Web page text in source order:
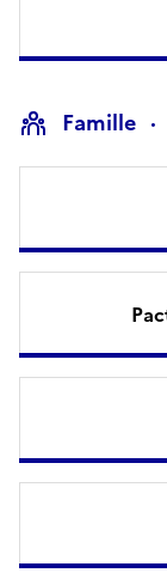
Famille